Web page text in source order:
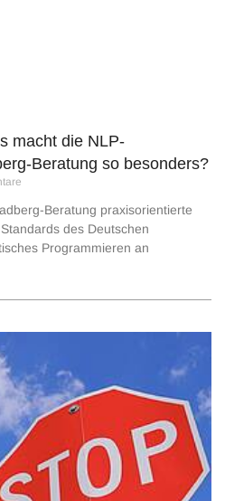
macht die NLP-
Beratung so besonders?
Beratung praxisorientierte
des Deutschen
Programmieren an